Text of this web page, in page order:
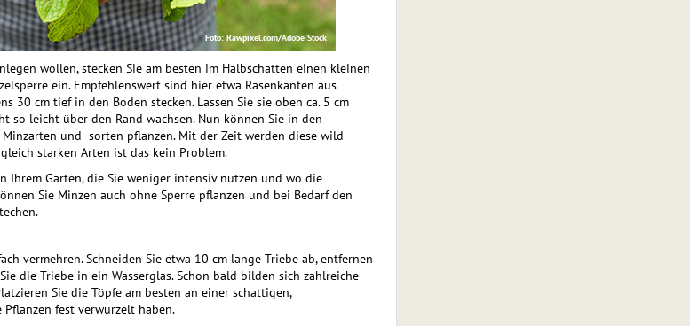
Foto: Rawpixel.com/Adobe Stock
wollen, stecken Sie am besten im Halbschatten einen kleinen
ein. Empfehlenswert sind hier etwa Rasenkanten aus
30 cm tief in den Boden stecken. Lassen Sie sie oben ca. 5 cm
so leicht über den Rand wachsen. Nun können Sie in den
und -sorten pflanzen. Mit der Zeit werden diese wild
starken Arten ist das kein Problem.
Ihrem Garten, die Sie weniger intensiv nutzen und wo die
Sie Minzen auch ohne Sperre pflanzen und bei Bedarf den
vermehren. Schneiden Sie etwa 10 cm lange Triebe ab, entfernen
die Triebe in ein Wasserglas. Schon bald bilden sich zahlreiche
Sie die Töpfe am besten an einer schattigen,
fest verwurzelt haben.